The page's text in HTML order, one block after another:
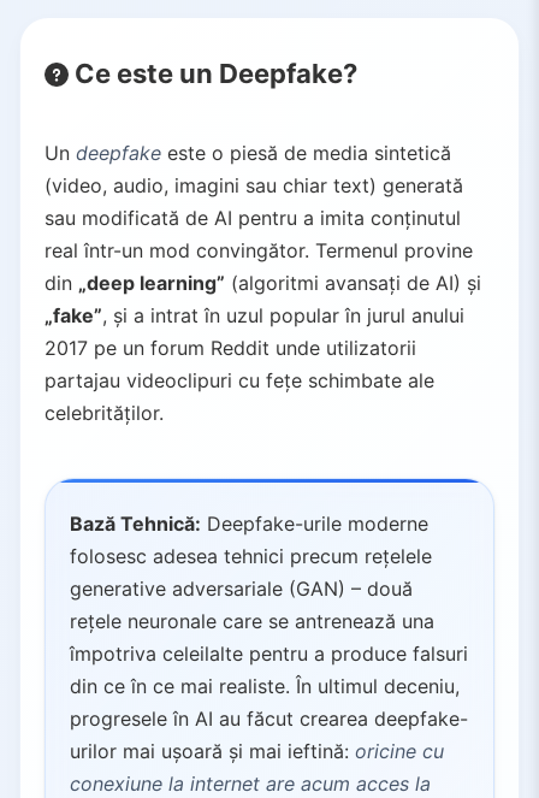
3.3. Escrocherii prin Fraudă și Impersonare
3.5. Eroziunea Încrederii și Provocări Legale
3.6.
Provocări Cheie
4. Navigarea în Era Deepfake: Găsirea Echilibrului
4.1. Strategie de Apărare pe Mai Multe Fronturi
4.2. Drumul de Urmat
Ce este un Deepfake?
Un deepfake este o piesă de media sintetică
(video, audio, imagini sau chiar text) generată
sau modificată de AI pentru a imita conținutul
real într-un mod convingător. Termenul provine
din „deep learning” (algoritmi avansați de AI) și
„fake”, și a intrat în uzul popular în jurul anului
2017 pe un forum Reddit unde utilizatorii
partajau videoclipuri cu fețe schimbate ale
celebrităților.
Bază Tehnică: Deepfake-urile moderne
folosesc adesea tehnici precum rețelele
generative adversariale (GAN) – două
rețele neuronale care se antrenează una
împotriva celeilalte pentru a produce falsuri
din ce în ce mai realiste. În ultimul deceniu,
progresele în AI au făcut crearea deepfake-
urilor mai ușoară și mai ieftină: oricine cu
conexiune la internet are acum acces la